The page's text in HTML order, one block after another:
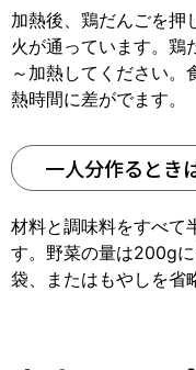
加熱後、鶏だんごを押
火が通っています。鶏
～加熱してください。
熱時間に差がでます。
一人分作るとき
材料と調味料をすべて
す。野菜の量は200g
袋、またはもやしを省